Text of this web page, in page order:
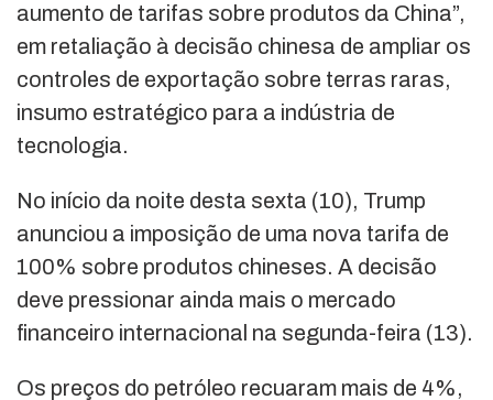
aumento de tarifas sobre produtos da China”,
em retaliação à decisão chinesa de ampliar os
controles de exportação sobre terras raras,
insumo estratégico para a indústria de
tecnologia.
No início da noite desta sexta (10), Trump
anunciou a imposição de uma nova tarifa de
100% sobre produtos chineses. A decisão
deve pressionar ainda mais o mercado
financeiro internacional na segunda-feira (13).
Os preços do petróleo recuaram mais de 4%,